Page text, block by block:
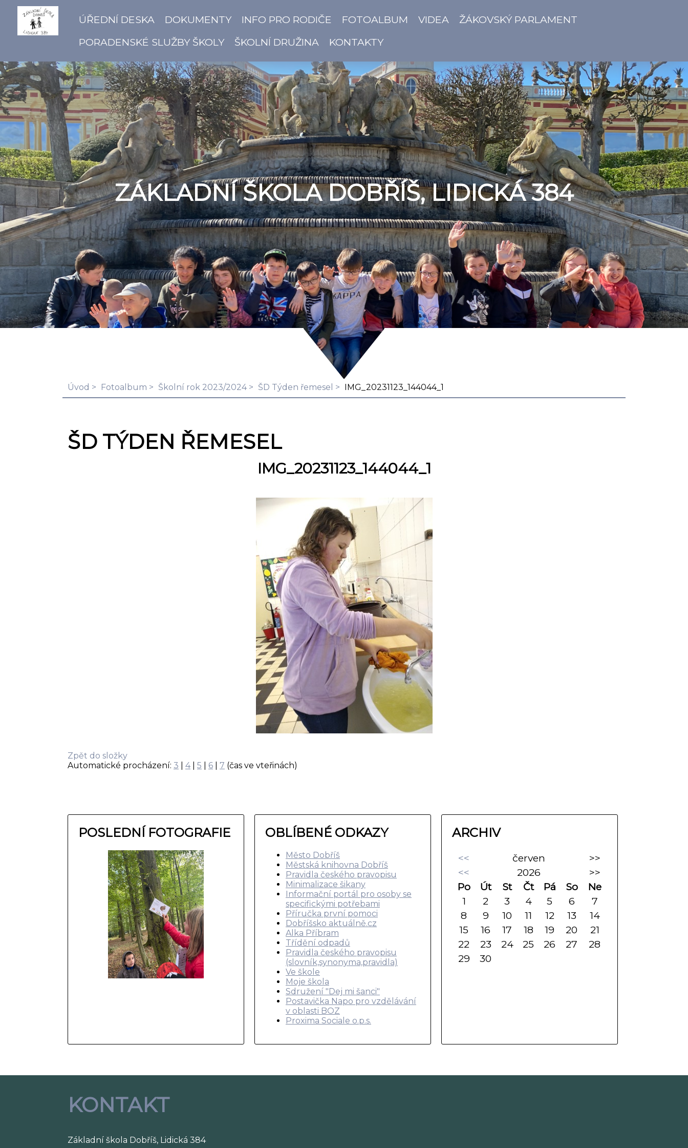
ÚŘEDNÍ DESKA DOKUMENTY INFO PRO RODIČE FOTOALBUM VIDEA
ŽÁKOVSKÝ PARLAMENT
PORADENSKÉ SLUŽBY ŠKOLY
ŠKOLNÍ DRUŽINA KONTAKTY
ZÁKLADNÍ ŠKOLA DOBŘÍŠ, LIDICKÁ 384
Úvod Fotoalbum Školní rok 2023/2024 ŠD Týden řemesel IMG_20231123_144044_1
ŠD TÝDEN ŘEMESEL
IMG_20231123_144044_1
Zpět do složky
Automatické procházení: 3 4| 5 6 7 (čas ve vteřinách)
POSLEDNÍ FOTOGRAFIE OBLÍBENÉ ODKAZY
Město Dobříš
Městská knihovna Dobříš
Pravidla českého pravopisu
Minimalizace šikany
Informační portál pro osoby se
specifickými potřebami
Příručka první pomoci
Dobříšsko aktuálně.cz
Alka Příbram
Třídění odpadů
Pravidla českého pravopisu
(slovník,synonyma,pravidla)
Ve škole
Moje škola
Sdružení "Dej mi šanci"
Postavička Napo pro vzdělávání
v oblasti BOZ
Proxima Sociale o.p.s.
ARCHIV
<< červen
>>
<<
2026
>>
Po
Út St Čt Pá So
Ne
1
2 3 4 5 6
7
8
9 10 11 12 13
14
15
16 17 18 19 20
21
22
23 24 25 26 27
28
29
30
KONTAKT
Základní škola Dobříš, Lidická 384